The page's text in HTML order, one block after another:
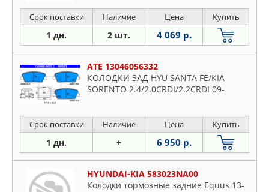
Срок поставки Наличие Цена Купить
1 дн. 2 шт. 4 069 р.
ATE 13046056332
КОЛОДКИ ЗАД HYU SANTA FE/KIA
SORENTO 2.4/2.0CRDI/2.2CRDI 09-
Срок поставки Наличие Цена Купить
1 дн. + 6 950 р.
HYUNDAI-KIA 583023NA00
Колодки тормозные задние Equus 13-